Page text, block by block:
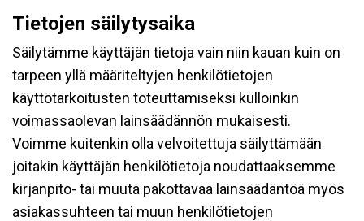
Tietojen säilytysaika
Säilytämme käyttäjän tietoja vain niin kauan kuin on
tarpeen yllä määriteltyjen henkilötietojen
käyttötarkoitusten toteuttamiseksi kulloinkin
voimassaolevan lainsäädännön mukaisesti.
Voimme kuitenkin olla velvoitettuja säilyttämään
joitakin käyttäjän henkilötietoja noudattaaksemme
kirjanpito- tai muuta pakottavaa lainsäädäntöä myös
asiakassuhteen tai muun henkilötietojen